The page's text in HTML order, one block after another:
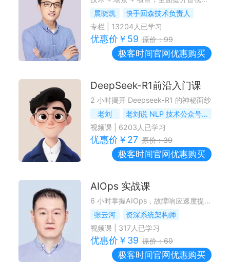
展晓凯
快手回森技术负责人
专栏
13204人已学习
优惠价￥ 59 原价：99
极客时间官网优惠购买
DeepSeek-R1前沿入门课
2 小时揭开 Deepseek-R1 的神秘面纱
老刘
老刘说 NLP 技术公众号 / 社区作者
视频课| 6203 人已学习
优惠价￥ 27 原价：39
极客时间官网优惠购买
AIOps 实战课
6 小时掌握AIOps，故障响应速度提升 80%
张云河
资深系统架构师
视频课| 317人已学习
优惠价￥ 39 原价：69
极客时间官网优惠购买